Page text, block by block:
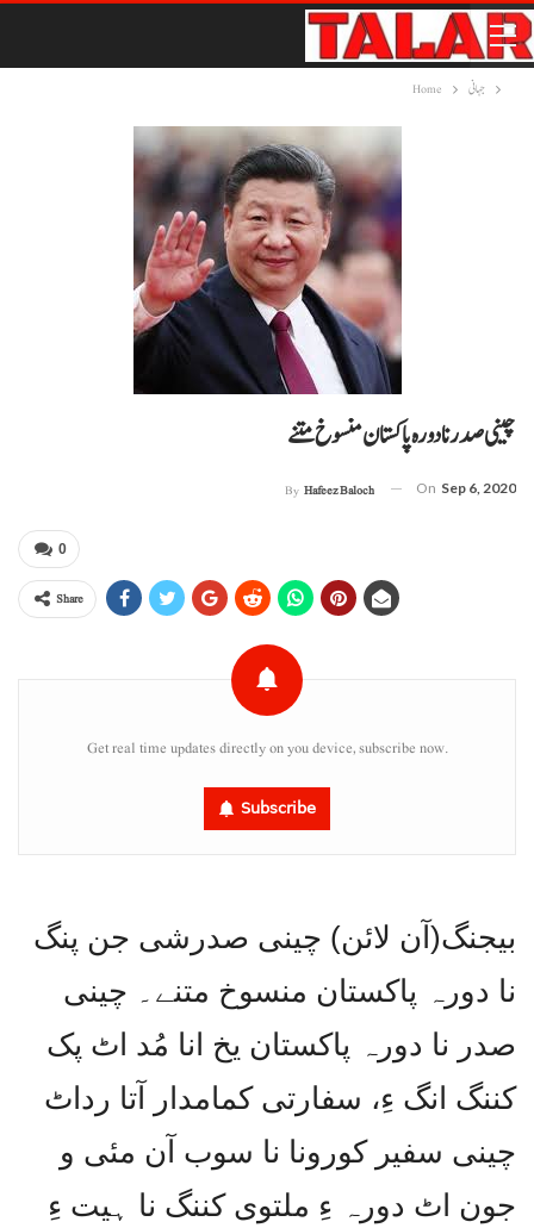
Home جہانی
چینی صدر نا دورہ پاکستان منسوخ متنے
By Hafeez Baloch On Sep 6, 2020
0
Share
Get real time updates directly on you device, subscribe now.
Subscribe
بیجنگ(آن لائن) چینی صدرشی جن پنگ
نا دورہ پاکستان منسوخ متنے۔ چینی
صدر نا دورہ پاکستان یخ انا مُد اٹ پک
کننگ انگ ءِ، سفارتی کمامدار آتا رداٹ
چینی سفیر کورونا نا سوب آن مئی و
جون اٹ دورہ ءِ ملتوی کننگ نا ہیت ءِ